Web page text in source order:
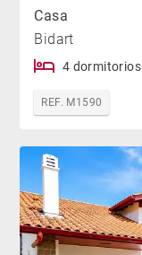
Casa
Bidart
4 dormitorios
REF. M1590